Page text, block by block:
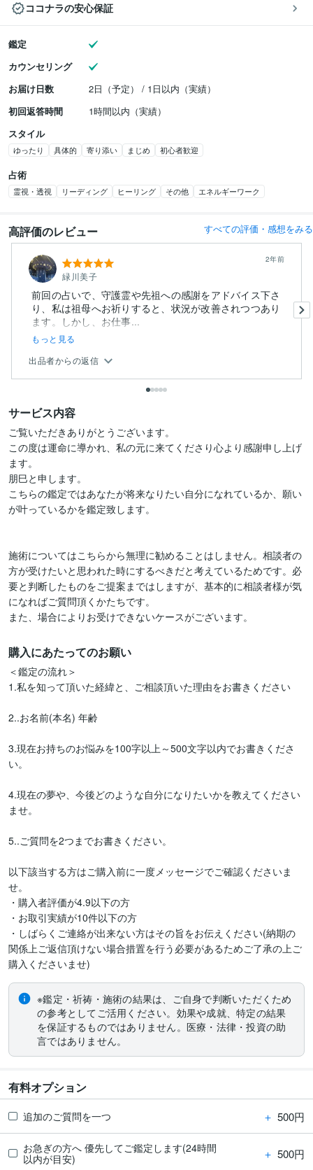
ココナラの安心保証
鑑定
カウンセリング
お届け日数
2日（予定） / 1日以内（実績）
初回返答時間
1時間以内（実績）
スタイル
ゆったり 具体的 寄り添い まじめ 初心者歓迎
占術
霊視・透視 リーディング ヒーリング その他 エネルギーワーク
高評価のレビュー すべての評価・感想をみる
緑川美子
2年前
前回の占いで、守護霊や先祖への感謝をアドバイス下さ
り、私は祖母へお祈りすると、状況が改善されつつあり
ます。しかし、お仕事...
もっと見る
出品者からの返信
サービス内容
ご覧いただきありがとうございます。
この度は運命に導かれ、私の元に来てくださり心より感謝申し上げ
ます。
朋巳と申します。
こちらの鑑定ではあなたが将来なりたい自分になれているか、願い
が叶っているかを鑑定致します。
施術についてはこちらから無理に勧めることはしません。相談者の
方が受けたいと思われた時にするべきだと考えているためです。必
要と判断したものをご提案まではしますが、基本的に相談者様が気
になればご質問頂くかたちです。
また、場合によりお受けできないケースがございます。
購入にあたってのお願い
＜鑑定の流れ＞
1.私を知って頂いた経緯と、ご相談頂いた理由をお書きください
2..お名前(本名) 年齢
3.現在お持ちのお悩みを100字以上～500文字以内でお書きくださ
い。
4.現在の夢や、今後どのような自分になりたいかを教えてください
ませ。
5..ご質問を2つまでお書きください。
以下該当する方はご購入前に一度メッセージでご確認くださいま
せ。
・購入者評価が4.9以下の方
・お取引実績が10件以下の方
・しばらくご連絡が出来ない方はその旨をお伝えください(納期の
関係上ご返信頂けない場合措置を行う必要があるためご了承の上ご
購入くださいませ)
※鑑定・祈祷・施術の結果は、ご自身で判断いただくため
の参考としてご活用ください。効果や成就、特定の結果
を保証するものではありません。医療・法律・投資の助
言ではありません。
有料オプション
追加のご質問を一つ ＋ 500円
お急ぎの方へ 優先してご鑑定します(24時間
以内が目安)
＋ 500円